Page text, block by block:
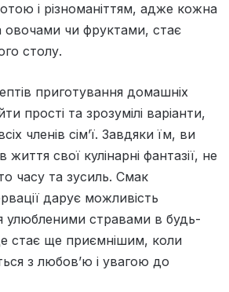
і різноманіттям, адже кожна
овочами чи фруктами, стає
столу.
приготування домашніх
прості та зрозумілі варіанти,
членів сім’ї. Завдяки їм, ви
свої кулінарні фантазії, не
часу та зусиль. Смак
дарує можливість
улюбленими стравами в будь-
стає ще приємнішим, коли
з любов’ю і увагою до